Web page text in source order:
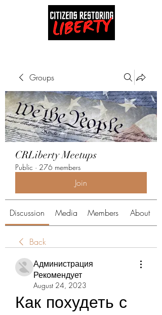
Groups
CRLiberty Meetups
Public · 276 members
Join
Discussion Media Members About
Back
Администрация
Рекомендует
August 24, 2023
Как похудеть с